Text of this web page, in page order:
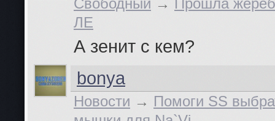
Свободный → Прошла
ЛЕ
А зенит с кем?
bonya
Новости → Помоги SS